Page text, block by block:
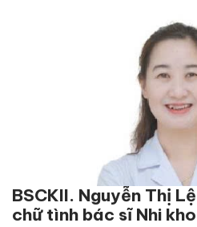
BSCKII. Nguyễn Thị
chữ tình bác sĩ Nhi